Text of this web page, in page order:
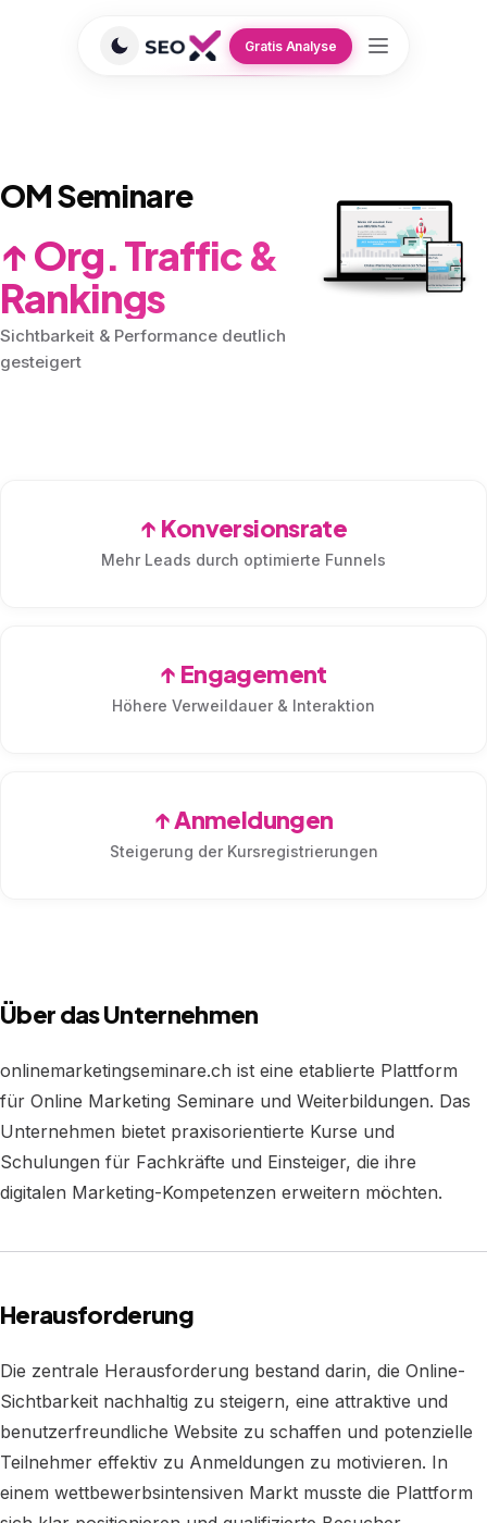
Gratis Analyse
Referenzen › OM Seminare
OM Seminare
↑ Org. Traffic &
Rankings
Sichtbarkeit & Performance deutlich
gesteigert
↑ Konversionsrate
Mehr Leads durch optimierte Funnels
↑ Engagement
Höhere Verweildauer & Interaktion
↑ Anmeldungen
Steigerung der Kursregistrierungen
Über das Unternehmen
onlinemarketingseminare.ch ist eine etablierte Plattform
für Online Marketing Seminare und Weiterbildungen. Das
Unternehmen bietet praxisorientierte Kurse und
Schulungen für Fachkräfte und Einsteiger, die ihre
digitalen Marketing-Kompetenzen erweitern möchten.
Herausforderung
Die zentrale Herausforderung bestand darin, die Online-
Sichtbarkeit nachhaltig zu steigern, eine attraktive und
benutzerfreundliche Website zu schaffen und potenzielle
Teilnehmer effektiv zu Anmeldungen zu motivieren. In
einem wettbewerbsintensiven Markt musste die Plattform